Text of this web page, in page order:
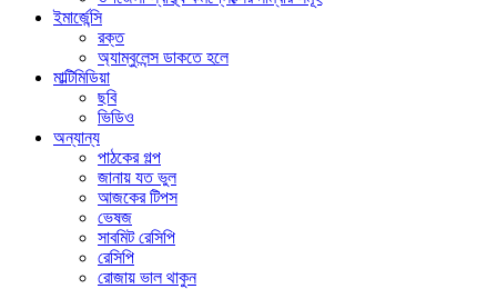
ইমার্জেন্সি
রক্ত
অ্যাম্বুলেন্স ডাকতে হলে
মাল্টিমিডিয়া
ছবি
ভিডিও
অন্যান্য
পাঠকের গল্প
জানায় যত ভুল
আজকের টিপস
ভেষজ
সাবমিট রেসিপি
রেসিপি
রোজায় ভাল থাকুন